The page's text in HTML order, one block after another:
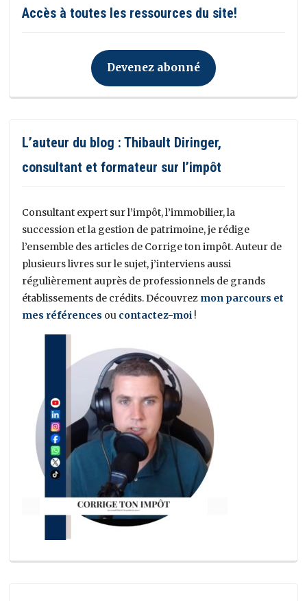
Accès à toutes les ressources du site!
Devenez abonné
L’auteur du blog : Thibault Diringer,
consultant et formateur sur l’impôt
Consultant expert sur l’impôt, l’immobilier, la
succession et la gestion de patrimoine, je rédige
l’ensemble des articles de Corrige ton impôt. Auteur de
plusieurs livres sur le sujet, j’interviens aussi
régulièrement auprès de professionnels de grands
établissements de crédits. Découvrez mon parcours et
mes références ou contactez-moi !